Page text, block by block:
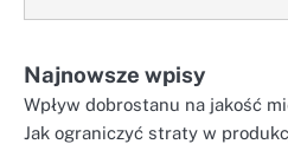
Najnowsze wpisy
Wpływ dobrostanu na jakość
Jak ograniczyć straty w